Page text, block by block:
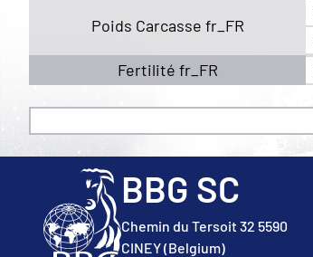
Poids Carcasse fr_FR
Fertilité fr_FR
BBG SC
Chemin du Tersoit 32 5590
CINEY (Belgium)